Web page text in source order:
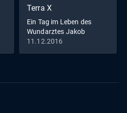
Terra X
Ein Tag im Leben des
Wundarztes Jakob
Althaus im Jahr 1454
11.12.2016